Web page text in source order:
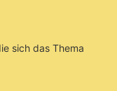
sich das Thema